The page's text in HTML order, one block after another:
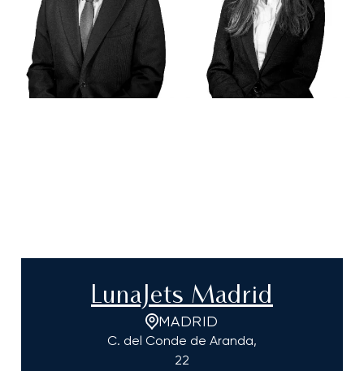
LunaJets Madrid
MADRID
C. del Conde de Aranda,
22